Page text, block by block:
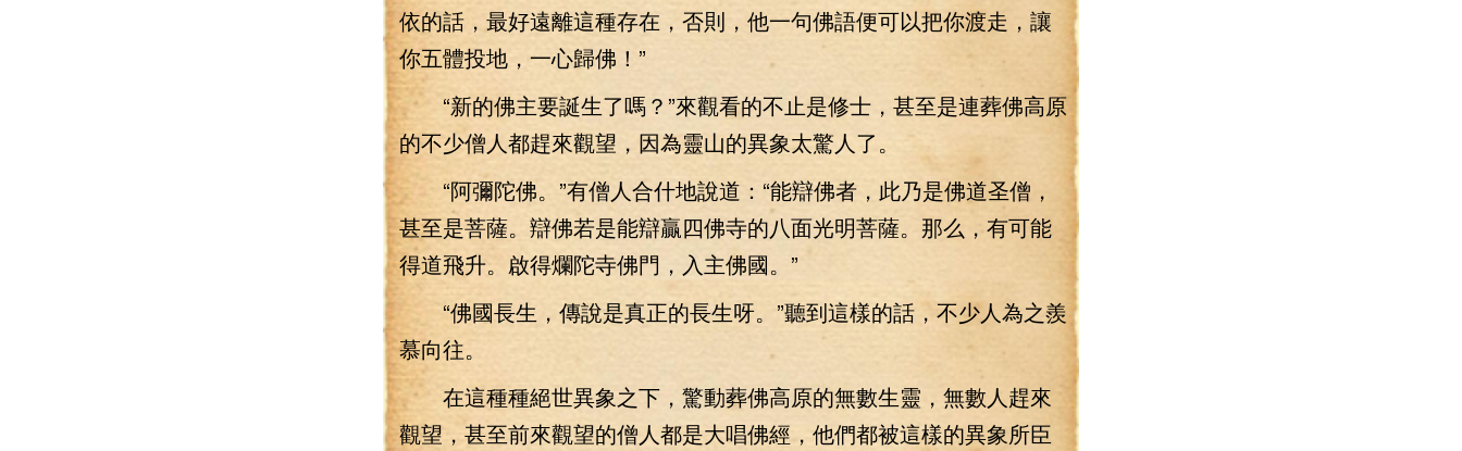
依的話，最好遠離這種存在，否則，他一句佛語便可以把你渡走，讓
你五體投地，一心歸佛！”
“新的佛主要誕生了嗎？”來觀看的不止是修士，甚至是連葬佛高原
的不少僧人都趕來觀望，因為靈山的異象太驚人了。
“阿彌陀佛。”有僧人合什地說道：“能辯佛者，此乃是佛道圣僧，
甚至是菩薩。辯佛若是能辯贏四佛寺的八面光明菩薩。那么，有可能
得道飛升。啟得爛陀寺佛門，入主佛國。”
“佛國長生，傳說是真正的長生呀。”聽到這樣的話，不少人為之羨
慕向往。
在這種種絕世異象之下，驚動葬佛高原的無數生靈，無數人趕來
觀望，甚至前來觀望的僧人都是大唱佛經，他們都被這樣的異象所臣